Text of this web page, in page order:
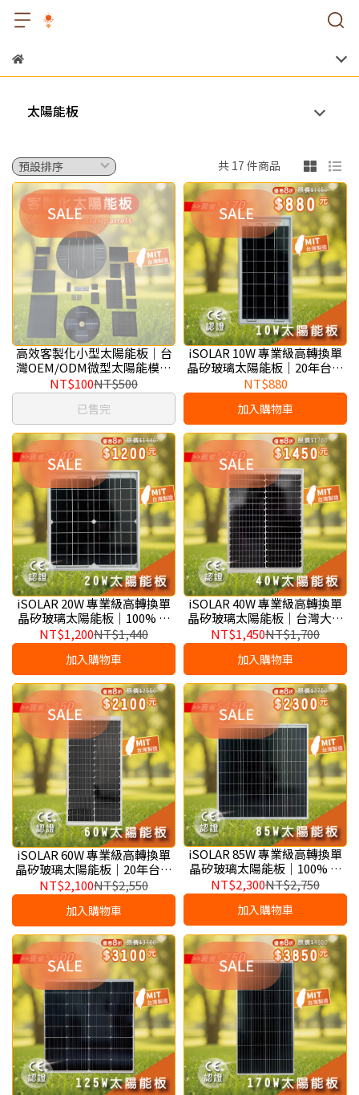
太陽能板
共 17 件商品
高效客製化小型太陽能板｜台
灣OEM/ODM微型太陽能模組
製造商｜IoT・感測器・GPS・
離網設備供電應用
NT$100NT$500
已售完
iSOLAR 10W 專業級高轉換單
晶矽玻璃太陽能板｜20年台灣
大廠製造、物聯網 IoT 與智慧
農業首選
NT$880
加入購物車
iSOLAR 20W 專業級高轉換單
晶矽玻璃太陽能板｜100% 台
灣製造、工業級無線感測與戶
外微型電力核心
NT$1,200NT$1,440
加入購物車
iSOLAR 40W 專業級高轉換單
晶矽玻璃太陽能板｜台灣大廠
製造、戶外無線監視器與獨立
儲能系統黃金規格
NT$1,450NT$1,700
加入購物車
iSOLAR 60W 專業級高轉換單
晶矽玻璃太陽能板｜20年台灣
製造大廠、戶外安防與休閒離
網用高效能標準模組
NT$2,100NT$2,550
加入購物車
iSOLAR 85W 專業級高轉換單
晶矽玻璃太陽能板｜100% 台
灣製造、休閒船舶與戶外工程
專用高剛性高效模組
NT$2,300NT$2,750
加入購物車